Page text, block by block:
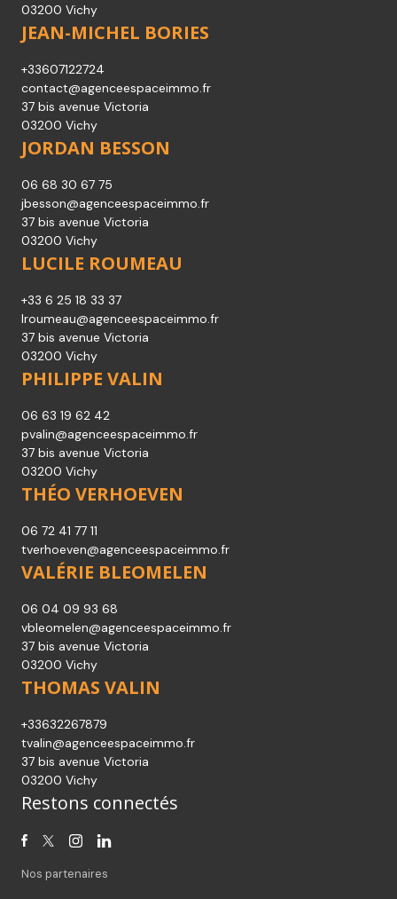
03200 Vichy
JEAN-MICHEL BORIES
+33607122724
contact@agenceespaceimmo.fr
37 bis avenue Victoria
03200 Vichy
JORDAN BESSON
06 68 30 67 75
jbesson@agenceespaceimmo.fr
37 bis avenue Victoria
03200 Vichy
LUCILE ROUMEAU
+33 6 25 18 33 37
lroumeau@agenceespaceimmo.fr
37 bis avenue Victoria
03200 Vichy
PHILIPPE VALIN
06 63 19 62 42
pvalin@agenceespaceimmo.fr
37 bis avenue Victoria
03200 Vichy
THÉO VERHOEVEN
06 72 41 77 11
tverhoeven@agenceespaceimmo.fr
VALÉRIE BLEOMELEN
06 04 09 93 68
vbleomelen@agenceespaceimmo.fr
37 bis avenue Victoria
03200 Vichy
THOMAS VALIN
+33632267879
tvalin@agenceespaceimmo.fr
37 bis avenue Victoria
03200 Vichy
Restons connectés
Nos partenaires